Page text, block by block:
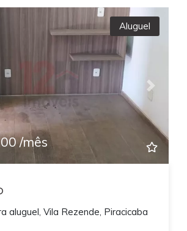
Next
Aluguel
/mês
aluguel, Vila Rezende, Piracicaba